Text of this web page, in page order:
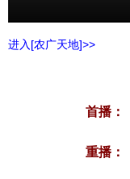
进入[农广天地]>>
首播：
重播：